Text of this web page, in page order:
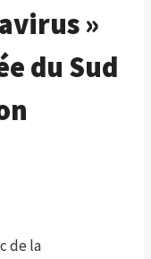
»
du Sud
de la